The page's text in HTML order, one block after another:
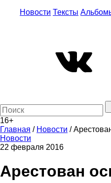
Новости Тексты
16+
Главная / Новости /
Новости
22 февраля 2016
Арестован